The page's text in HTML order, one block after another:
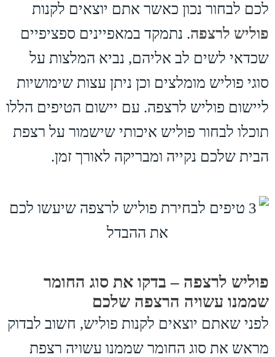
לכם לבחור נכון כאשר אתם יוצאים לקנות
פוליש לרצפה. נתמקד במאפיינים ספציפיים
שכדאי לשים לב אליהם, נביא המלצות על
סוגי פוליש מומלצים וכן ניתן עצות שימושיות
ליישום פוליש לרצפה. עם יישום הטיפים הללו
תוכלו לבחור פוליש איכותי שישמור על רצפת
הבית שלכם נקייה ומבריקה לאורך זמן.
פוליש לרצפה – בדקו את סוג החומר
שממנו עשויה הרצפה שלכם
לפני שאתם יוצאים לקנות פוליש, חשוב לבדוק
מראש את סוג החומר שממנו עשויה רצפת